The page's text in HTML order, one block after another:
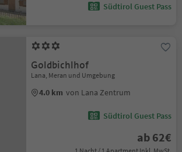
Südtirol Guest Pass
Goldbichlhof
Lana, Meran und Umgebung
4.0 km von Lana Zentrum
Südtirol Guest Pass
ab 62€